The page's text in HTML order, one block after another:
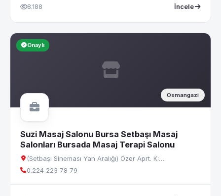
8.188 İncele
Onaylı
Osmangazi
Suzi Masaj Salonu Bursa Setbaşı Masaj
Salonları Bursada Masaj Terapi Salonu
(Setbaşı Sineması Yan Aralığı) Özer Aprt. K:…
0.224 223 78 79